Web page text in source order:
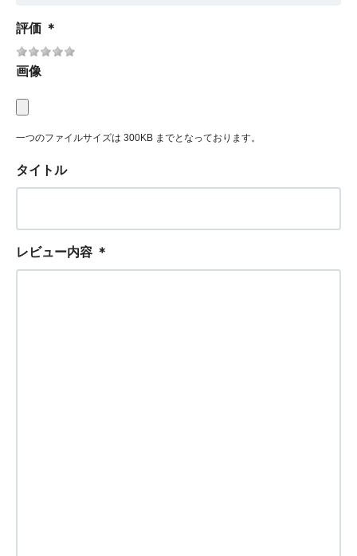
評価 ＊
画像
一つのファイルサイズは 300KB までとなっております。
タイトル
レビュー内容 ＊